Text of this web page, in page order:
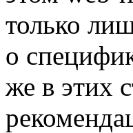
только
о
же в этих